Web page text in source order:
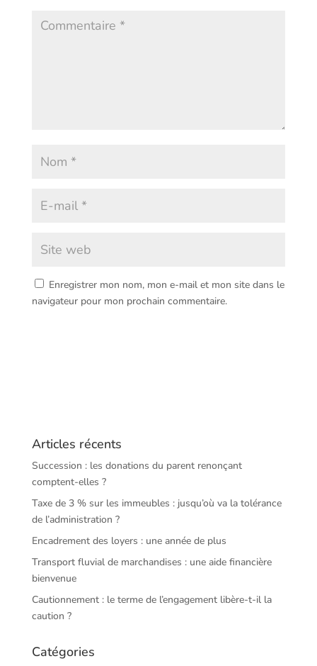
Enregistrer mon nom, mon e-mail et mon site dans le
navigateur pour mon prochain commentaire.
Articles récents
Succession : les donations du parent renonçant
comptent-elles ?
Taxe de 3 % sur les immeubles : jusqu’où va la tolérance
de l’administration ?
Encadrement des loyers : une année de plus
Transport fluvial de marchandises : une aide financière
bienvenue
Cautionnement : le terme de l’engagement libère-t-il la
caution ?
Catégories